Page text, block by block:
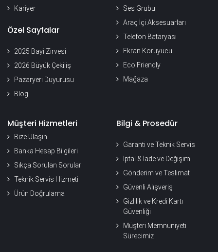
Kariyer
Özel Sayfalar
2025 Bayi Zirvesi
2026 Büyük Çekiliş
Pazaryeri Duyurusu
Blog
Ses Grubu
Araç İçi Aksesuarları
Telefon Bataryası
Ekran Koruyucu
Eco Friendly
Mağaza
Müşteri Hizmetleri
Bize Ulaşın
Banka Hesap Bilgileri
Sıkça Sorulan Sorular
Teknik Servis Hizmeti
Ürün Doğrulama
Bilgi & Prosedür
Garanti ve Teknik Servis
İptal & İade ve Değişim
Gönderim ve Teslimat
Güvenli Alışveriş
Gizlilik ve Kredi Kartı
Güvenliği
Müşteri Memnuniyeti
Sürecimiz